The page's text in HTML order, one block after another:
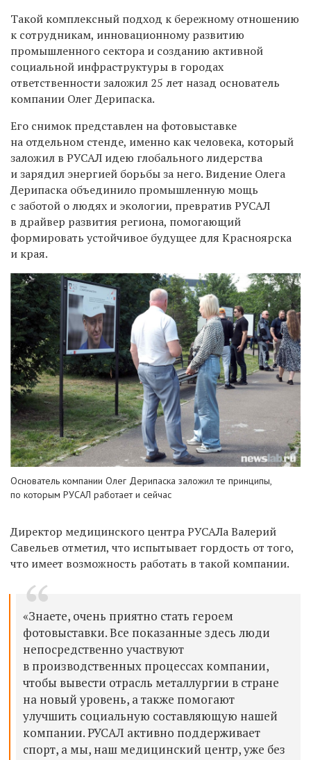
Такой комплексный подход к бережному отношению
к сотрудникам, инновационному развитию
промышленного сектора и созданию активной
социальной инфраструктуры в городах
ответственности заложил 25 лет назад основатель
компании Олег Дерипаска.
Его снимок представлен на фотовыставке
на отдельном стенде, именно как человека, который
заложил в РУСАЛ идею глобального лидерства
и зарядил энергией борьбы за него. Видение Олега
Дерипаска объединило промышленную мощь
с заботой о людях и экологии, превратив РУСАЛ
в драйвер развития региона, помогающий
формировать устойчивое будущее для Красноярска
и края.
Основатель компании Олег Дерипаска заложил те принципы,
по которым РУСАЛ работает и сейчас
Директор медицинского центра РУСАЛа Валерий
Савельев отметил, что испытывает гордость от того,
что имеет возможность работать в такой компании.
«Знаете, очень приятно стать героем
фотовыставки. Все показанные здесь люди
непосредственно участвуют
в производственных процессах компании,
чтобы вывести отрасль металлургии в стране
на новый уровень, а также помогают
улучшить социальную составляющую нашей
компании. РУСАЛ активно поддерживает
спорт, а мы, наш медицинский центр, уже без